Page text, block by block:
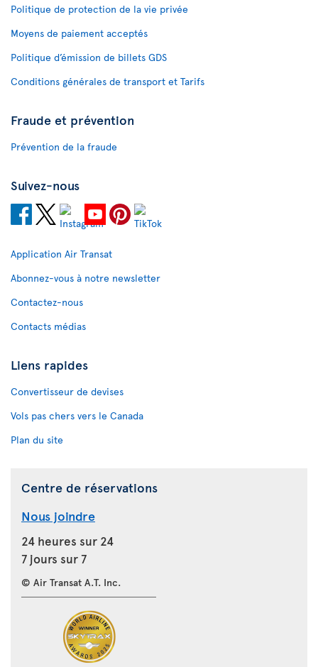
Politique de protection de la vie privée
Moyens de paiement acceptés
Politique d’émission de billets GDS
Conditions générales de transport et Tarifs
Fraude et prévention
Prévention de la fraude
Suivez-nous
Application Air Transat
Abonnez-vous à notre newsletter
Contactez-nous
Contacts médias
Liens rapides
Convertisseur de devises
Vols pas chers vers le Canada
Plan du site
Centre de réservations
Nous joindre
24 heures sur 24
7 jours sur 7
© Air Transat A.T. Inc.